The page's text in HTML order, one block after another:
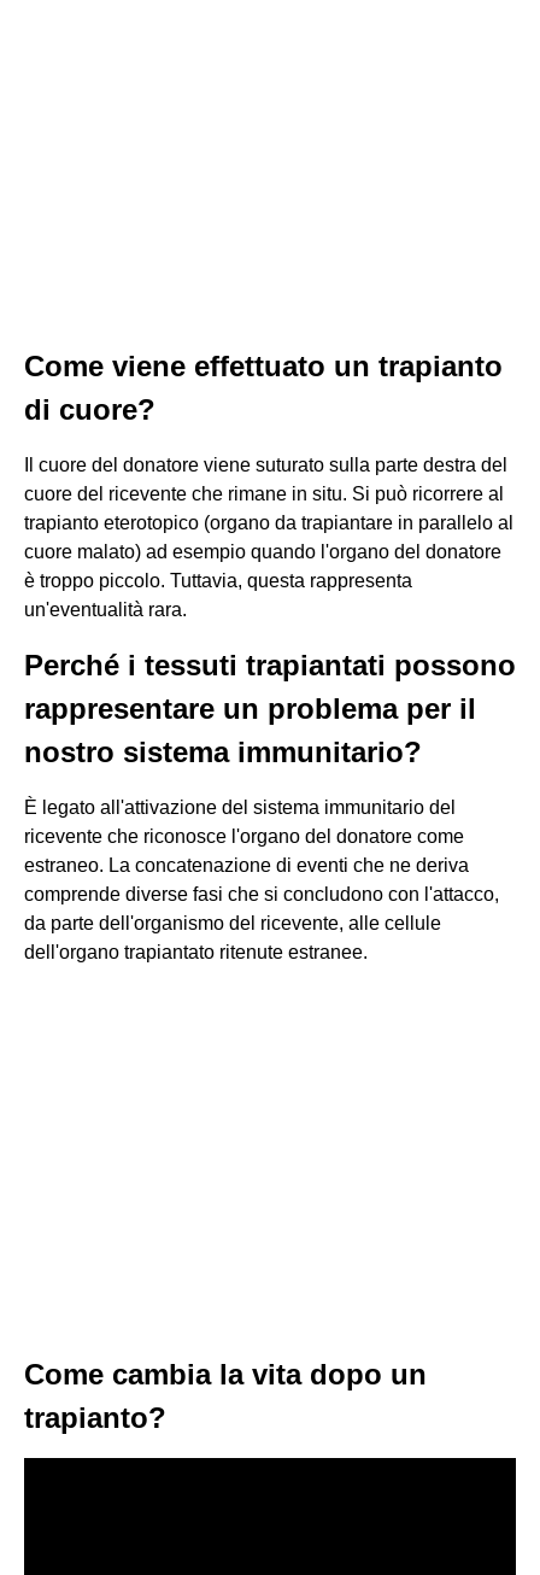
Come viene effettuato un trapianto
di cuore?
Il cuore del donatore viene suturato sulla parte destra del
cuore del ricevente che rimane in situ. Si può ricorrere al
trapianto eterotopico (organo da trapiantare in parallelo al
cuore malato) ad esempio quando l'organo del donatore
è troppo piccolo. Tuttavia, questa rappresenta
un'eventualità rara.
Perché i tessuti trapiantati possono
rappresentare un problema per il
nostro sistema immunitario?
È legato all'attivazione del sistema immunitario del
ricevente che riconosce l'organo del donatore come
estraneo. La concatenazione di eventi che ne deriva
comprende diverse fasi che si concludono con l'attacco,
da parte dell'organismo del ricevente, alle cellule
dell'organo trapiantato ritenute estranee.
Come cambia la vita dopo un
trapianto?